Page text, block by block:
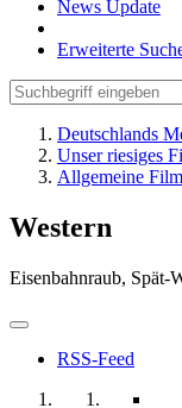
News Update
Erweiterte
Deutschlands
Unser riesiges
Allgemeine
Western
Eisenbahnraub, Spät-
RSS-Feed